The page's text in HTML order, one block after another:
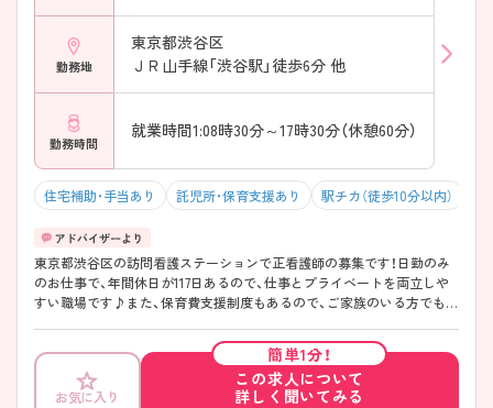
勤務地
東京都渋谷区
ＪＲ山手線「渋谷駅」徒歩6分 他
勤務時間
就業時間1:08時30分～17時30分（休憩60分）
住宅補助・手当あり 託児所・保育支援あり 駅チカ（徒歩10分以内）
東京都渋谷区の訪問看護ステーションで正看護師の募集です！日勤のみ
のお仕事で、年間休日が117日あるので、仕事とプライベートを両立しや
すい職場です♪また、保育費支援制度もあるので、ご家族のいる方でも安
しますので、お気軽にご連絡ください。
お気に入り
簡単1分！
この求人について
詳しく聞いてみる